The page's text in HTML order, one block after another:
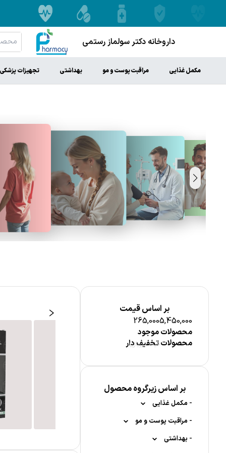
داروخانه دکتر سولماز رستمی
مکمل غذایی مراقبت پوست و مو بهداشتی تجهیزات پزشکی
بر اساس قیمت
265,0005,450,000
قیمت (ریال)
محصولات موجود
محصولات تخفیف دار
بر اساس زیرگروه محصول
- مکمل غذایی
-مواد معدنی
-کلسیم
-مکمل کودکان
- مراقبت پوست و مو
-مراقبت پوست صورت
- بهداشتی
چشم و ابرو